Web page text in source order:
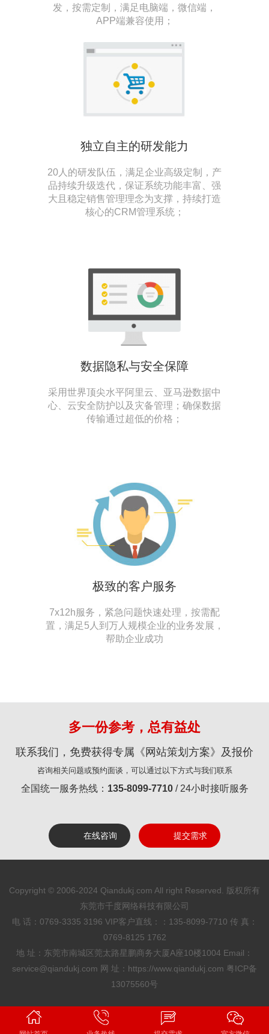
发，按需定制，满足电脑端，微信端，
APP端兼容使用；
独立自主的研发能力
20人的研发队伍，满足企业高级定制，产
品持续升级迭代，保证系统功能丰富、强
大且稳定销售管理理念为支撑，持续打造
核心的CRM管理系统；
数据隐私与安全保障
采用世界顶尖水平阿里云、亚马逊数据中
心、云安全防护以及灾备管理；确保数据
传输通过超低的价格；
极致的客户服务
7x12h服务，紧急问题快速处理，按需配
置，满足5人到万人规模企业的业务发展，
帮助企业成功
多一份参考，总有益处
联系我们，免费获得专属《网站策划方案》及报价
咨询相关问题或预约面谈，可以通过以下方式与我们联系
全国统一服务热线： 135-8099-7710/ 24小时接听服务
在线咨询 提交需求
Copyright © 2006-2024 Qiandukj.com All right Reserved. 版权所有
东莞市千度网络科技有限公司
电 话：0769-3335 3196 VIP客户直线：：135-8099-7710 传 真：
0769-8125 1762
地 址：东莞市南城区莞太路星鹏商务大厦A座10楼1004 Email：
service@qiandukj.com 网 址：https://www.qiandukj.com 粤ICP备
13075560号